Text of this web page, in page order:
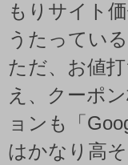
もりサイト
うたっている
ただ、お値
え、クーポ
ョンも「
はかなり高そ